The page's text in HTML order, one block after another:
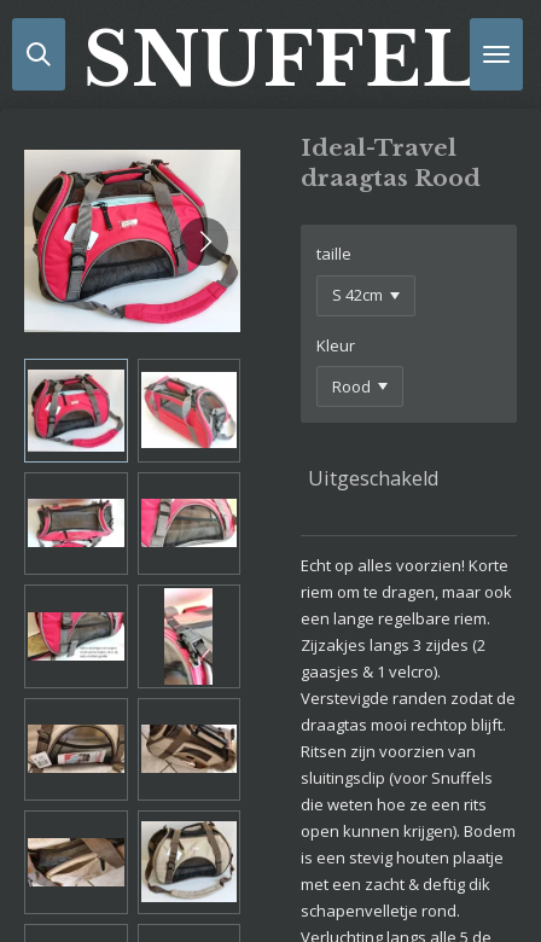
Ga
direct
SNUFFELS
Ideal-Travel
draagtas Rood
taille
Kleur
Uitgeschakeld
Echt op alles voorzien! Korte
riem om te dragen, maar ook
een lange regelbare riem.
Zijzakjes langs 3 zijdes (2
gaasjes & 1 velcro).
Verstevigde randen zodat de
draagtas mooi rechtop blijft.
Ritsen zijn voorzien van
sluitingsclip (voor Snuffels
die weten hoe ze een rits
open kunnen krijgen). Bodem
is een stevig houten plaatje
met een zacht & deftig dik
schapenvelletje rond.
Verluchting langs alle 5 de